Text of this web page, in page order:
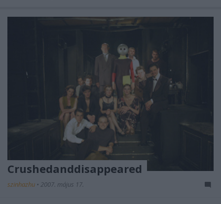
Crushedanddisappeared
szinhazhu • 2007. május 17.